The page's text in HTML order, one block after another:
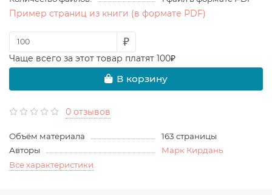
Пример страниц из книги (в формате PDF)
₽
Чаще всего за этот товар платят 100₽
В корзину
0 отзывов
Объём материала
163 страницы
Авторы
Марк Кирдань
Все характеристики